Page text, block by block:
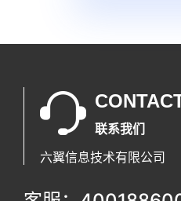
联系我们
六翼信息技术有限公司